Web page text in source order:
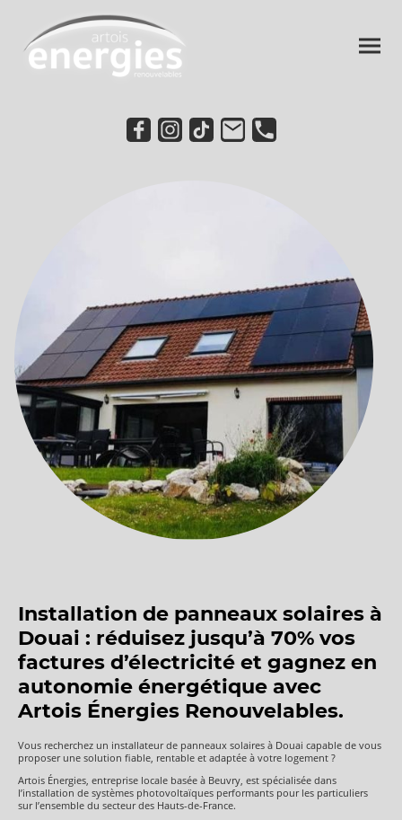
Installation de panneaux solaires à
Douai : réduisez jusqu’à 70% vos
factures d’électricité et gagnez en
autonomie énergétique avec
Artois Énergies Renouvelables.
Vous recherchez un installateur de panneaux solaires à Douai capable de vous
proposer une solution fiable, rentable et adaptée à votre logement ?
Artois Énergies, entreprise locale basée à Beuvry, est spécialisée dans
l’installation de systèmes photovoltaïques performants pour les particuliers
sur l’ensemble du secteur des Hauts-de-France.